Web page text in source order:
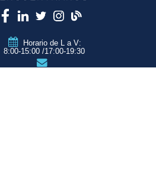
Horario de L a V:
8:00-15:00 /17:00-19:30